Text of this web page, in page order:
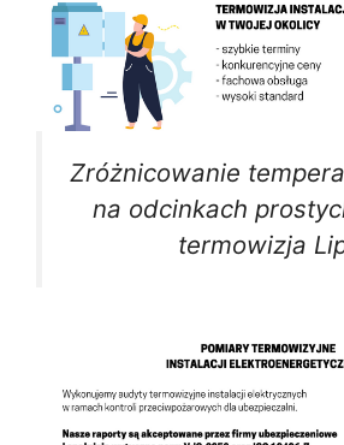
Zróżnicowanie
na odcinkach
termowizja